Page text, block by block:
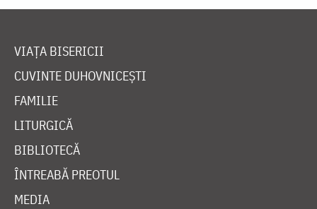
VIAȚA BISERICII
CUVINTE DUHOVNICEȘTI
FAMILIE
LITURGICĂ
BIBLIOTECĂ
ÎNTREABĂ PREOTUL
MEDIA